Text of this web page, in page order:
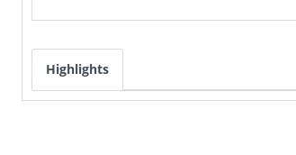
Highlights